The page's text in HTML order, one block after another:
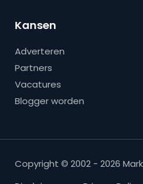
Kansen
Adverteren
Partners
Vacatures
Blogger worden
Copyright © 2002 - 2026